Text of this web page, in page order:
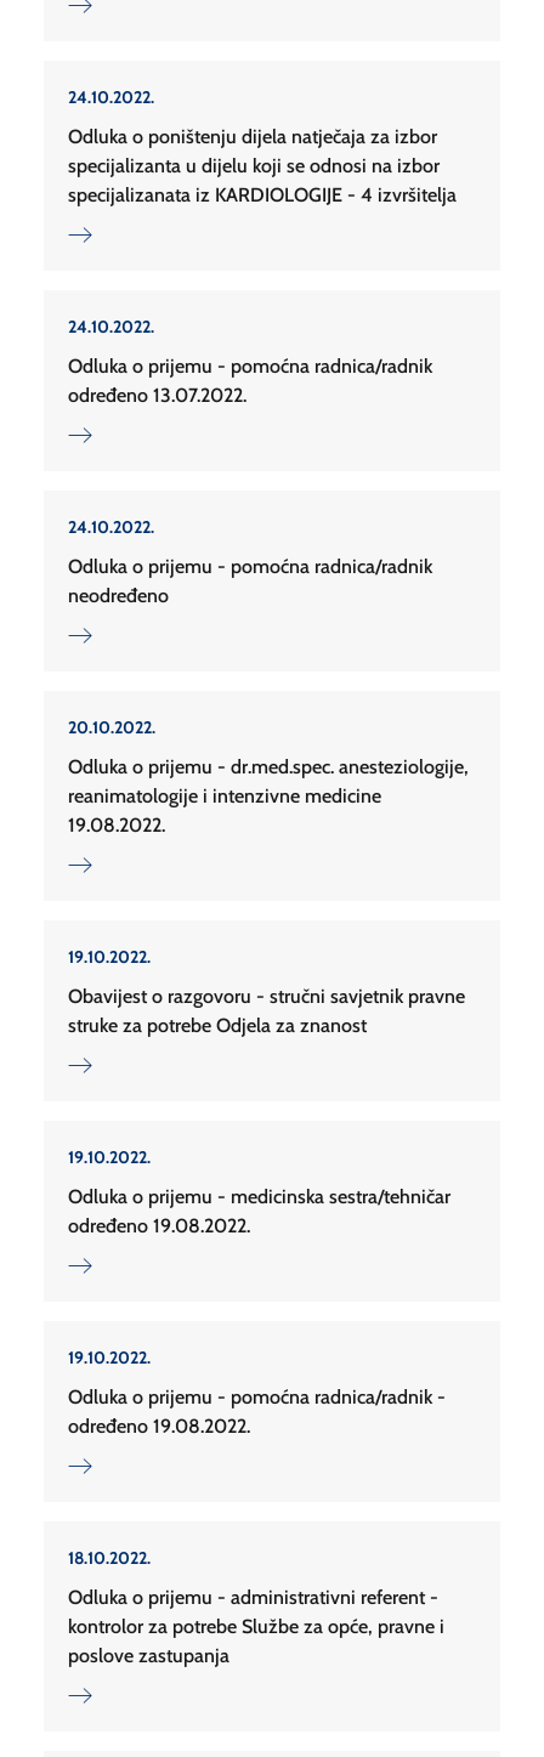
24.10.2022.
Odluka o poništenju dijela natječaja za izbor
specijalizanta u dijelu koji se odnosi na izbor
specijalizanata iz KARDIOLOGIJE - 4 izvršitelja
24.10.2022.
Odluka o prijemu - pomoćna radnica/radnik
određeno 13.07.2022.
24.10.2022.
Odluka o prijemu - pomoćna radnica/radnik
neodređeno
20.10.2022.
Odluka o prijemu - dr.med.spec. anesteziologije,
reanimatologije i intenzivne medicine
19.08.2022.
19.10.2022.
Obavijest o razgovoru - stručni savjetnik pravne
struke za potrebe Odjela za znanost
19.10.2022.
Odluka o prijemu - medicinska sestra/tehničar
određeno 19.08.2022.
19.10.2022.
Odluka o prijemu - pomoćna radnica/radnik -
određeno 19.08.2022.
18.10.2022.
Odluka o prijemu - administrativni referent -
kontrolor za potrebe Službe za opće, pravne i
poslove zastupanja